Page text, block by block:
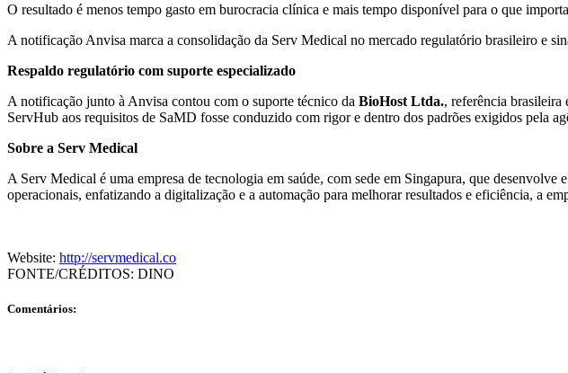
O resultado é menos tempo gasto em burocracia clínica e mais tempo disponível para o que
A notificação Anvisa marca a consolidação da Serv Medical no mercado regulatório brasileiro e
Respaldo regulatório com suporte especializado
A notificação junto à Anvisa contou com o suporte técnico da BioHost Ltda., referência brasileira
ServHub aos requisitos de SaMD fosse conduzido com rigor e dentro dos padrões exigidos pela
Sobre a Serv Medical
A Serv Medical é uma empresa de tecnologia em saúde, com sede em Singapura, que
operacionais, enfatizando a digitalização e a automação para melhorar resultados e eficiência, a
Website: http://servmedical.co
FONTE/CRÉDITOS: DINO
Comentários: